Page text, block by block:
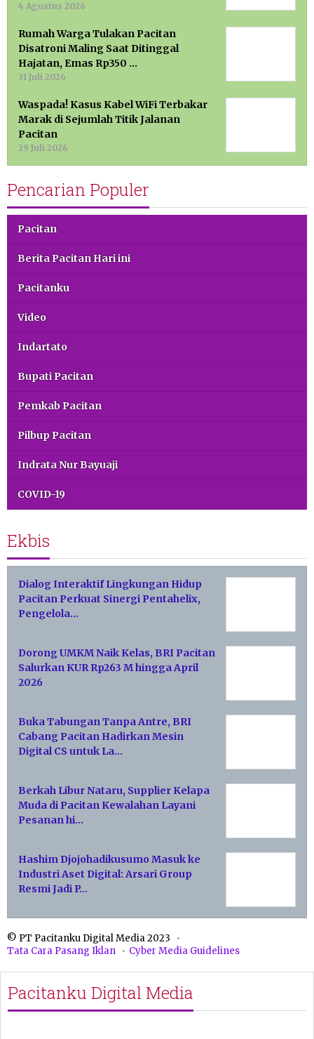
4 Agustus 2026
Rumah Warga Tulakan Pacitan
Disatroni Maling Saat Ditinggal
Hajatan, Emas Rp350 …
31 Juli 2026
Waspada! Kasus Kabel WiFi Terbakar
Marak di Sejumlah Titik Jalanan
Pacitan
29 Juli 2026
Pencarian Populer
Pacitan
Berita Pacitan Hari ini
Pacitanku
Video
Indartato
Bupati Pacitan
Pemkab Pacitan
Pilbup Pacitan
Indrata Nur Bayuaji
COVID-19
Ekbis
Dialog Interaktif Lingkungan Hidup
Pacitan Perkuat Sinergi Pentahelix,
Pengelola…
Dorong UMKM Naik Kelas, BRI Pacitan
Salurkan KUR Rp263 M hingga April
2026
Buka Tabungan Tanpa Antre, BRI
Cabang Pacitan Hadirkan Mesin
Digital CS untuk La…
Berkah Libur Nataru, Supplier Kelapa
Muda di Pacitan Kewalahan Layani
Pesanan hi…
Hashim Djojohadikusumo Masuk ke
Industri Aset Digital: Arsari Group
Resmi Jadi P…
© PT Pacitanku Digital Media 2023
Tata Cara Pasang Iklan
Cyber Media Guidelines
Pacitanku Digital Media